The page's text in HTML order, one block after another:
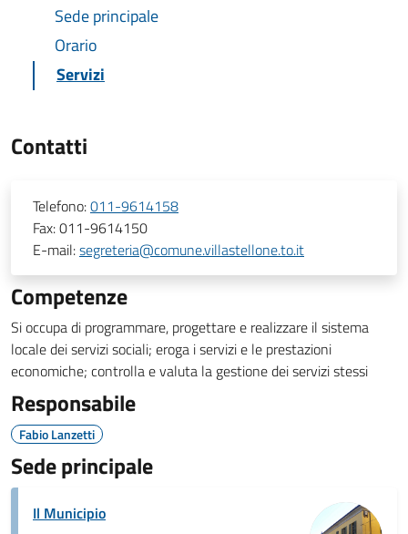
Sede principale
Orario
Servizi
Contatti
Telefono:011-9614158
Fax:011-9614150
E-mail:segreteria@comune.villastellone.to.it
Competenze
Si occupa di programmare, progettare e realizzare il sistema
locale dei servizi sociali; eroga i servizi e le prestazioni
economiche; controlla e valuta la gestione dei servizi stessi
Responsabile
Fabio Lanzetti
Sede principale
Il Municipio